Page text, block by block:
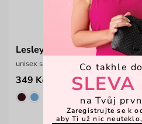
Lesley Black
unisex sluneční brýle
349 Kč 499 Kč
Co takhle
na Tvůj
Zaregistrujte se k
aby Ti už nic